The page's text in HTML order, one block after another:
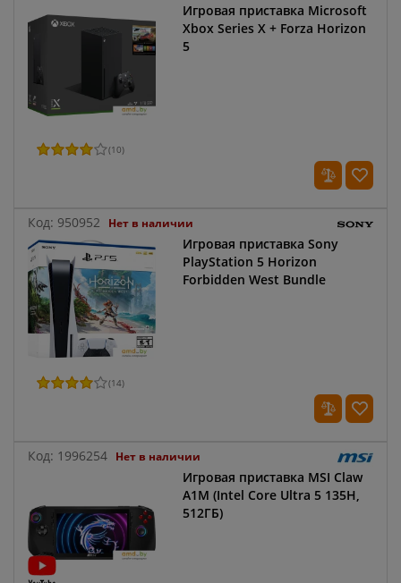
Игровая приставка Microsoft
Xbox Series X + Forza Horizon
5
(10)
Код: 950952 Нет в наличии
Игровая приставка Sony
PlayStation 5 Horizon
Forbidden West Bundle
(14)
Код: 1996254 Нет в наличии
Игровая приставка MSI Claw
A1M (Intel Core Ultra 5 135H,
512ГБ)